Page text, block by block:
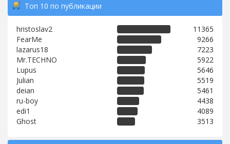
Топ 10 по публикации
hristoslav2
11365
FearMe
9266
lazarus18
7223
Mr.TECHNO
5922
Lupus
5646
Julian
5519
deian
5461
ru-boy
4438
edi1
4089
Ghost
3513